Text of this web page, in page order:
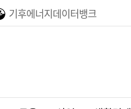
기후에너지데이터뱅크